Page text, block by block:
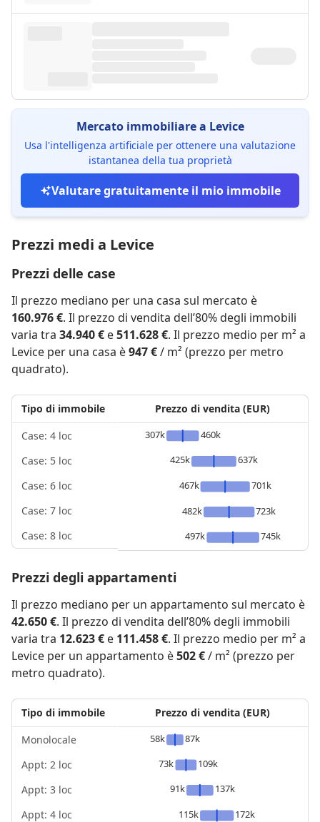
Mercato immobiliare a Levice
Usa l'intelligenza artificiale per ottenere una valutazione
istantanea della tua proprietà
Valutare gratuitamente il mio immobile
Prezzi medi a Levice
Prezzi delle case
Il prezzo mediano per una casa sul mercato è
160.976 €. Il prezzo di vendita dell’80% degli immobili
varia tra 34.940 € e511.628 €. Il prezzo medio per m² a
Levice per una casa è947 €/ m² (prezzo per metro
quadrato).
Tipo di immobile
Case: 4 loc
Case: 5 loc
Case: 6 loc
Case: 7 loc
Case: 8 loc
Prezzo di vendita (EUR)
307k
460k
425k
637k
467k
701k
482k
723k
497k
745k
Prezzi degli appartamenti
Il prezzo mediano per un appartamento sul mercato è
42.650 €. Il prezzo di vendita dell’80% degli immobili
varia tra 12.623 € e 111.458 €. Il prezzo medio per m² a
Levice per un appartamento è502 €/ m² (prezzo per
metro quadrato).
Tipo di immobile
Monolocale
Appt: 2 loc
Appt: 3 loc
Appt: 4 loc
Prezzo di vendita (EUR)
58k
87k
73k
109k
91k
137k
115k
172k